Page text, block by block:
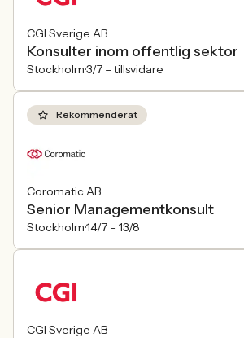
CGI Sverige AB
Konsulter inom offentlig sektor
Stockholm3/7 – tillsvidare
Rekommenderat
Coromatic AB
Senior Managementkonsult
Stockholm14/7 – 13/8
CGI Sverige AB